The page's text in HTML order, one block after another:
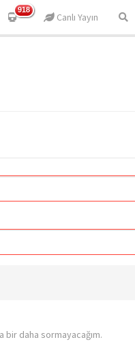
918
Canlı Yayın
daha sormayacağım.